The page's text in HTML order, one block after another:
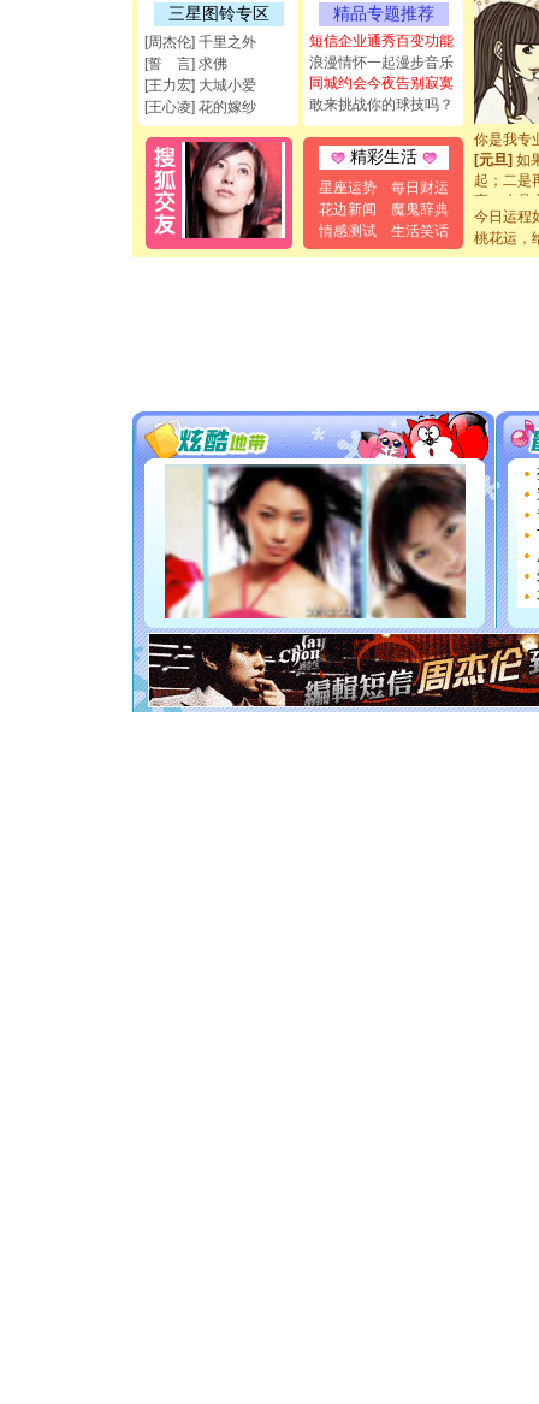
三星图铃专区
[周杰伦] 千里之外
[誓 言] 求佛
[王力宏] 大城小爱
[王心凌] 花的嫁纱
精品专题推荐
短信企业通秀百变功能
浪漫情怀一起漫步音乐
同城约会今夜告别寂寞
敢来挑战你的球技吗？
精彩生活
星座运势
每日财运
花边新闻
魔鬼辞典
情感测试
生活笑话
能正大光
都要快乐
[圣诞节]
如意,快
[元旦]看
断电。爱
你是我专
[元旦] 如
起；二是
离。水晶
[元旦]当
泣，这痛
卖了。水
你太多，
要平安
[圣诞节]
能正大
都要快乐
[圣诞节]
如意,快
[元旦]
看
断电。
你是我
[元旦]如
起；二是
离。水晶
[元旦]当
泣，这痛
今日运程
桃花运，